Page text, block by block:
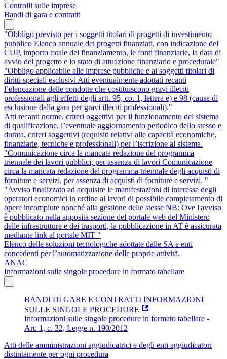
Controlli sulle imprese
Bandi di gara e contratti
"Obbligo previsto per i soggetti titolari di progetti di investimento
pubblico Elenco annuale dei progetti finanziati, con indicazione del
CUP, importo totale del finanziamento, le fonti finanziarie, la data di
avvio del progetto e lo stato di attuazione finanziario e procedurale"
"Obbligo applicabile alle imprese pubbliche e ai soggetti titolari di
diritti speciali esclusivi Atti eventualmente adottati recanti
l’elencazione delle condotte che costituiscono gravi illeciti
professionali agli effetti degli artt. 95, co. 1, lettera e) e 98 (cause di
esclusione dalla gara per gravi illeciti professionali)."
Atti recanti norme, criteri oggettivi per il funzionamento del sistema
di qualificazione, l’eventuale aggiornamento periodico dello stesso e
durata, criteri soggettivi (requisiti relativi alle capacità economiche,
finanziarie, tecniche e professionali) per l’iscrizione al sistema.
"Comunicazione circa la mancata redazione del programma
triennale dei lavori pubblici, per assenza di lavori Comunicazione
circa la mancata redazione del programma triennale degli acquisti di
forniture e servizi, per assenza di acquisti di forniture e servizi. "
"Avviso finalizzato ad acquisire le manifestazioni di interesse degli
operatori economici in ordine ai lavori di possibile completamento di
opere incompiute nonché alla gestione delle stesse NB: Ove l'avviso
è pubblicato nella apposita sezione del portale web del Ministero
delle infrastrutture e dei trasporti, la pubblicazione in AT è assicurata
mediante link al portale MIT "
Elenco delle soluzioni tecnologiche adottate dalle SA e enti
concedenti per l’automatizzazione delle proprie attività.
ANAC
Informazioni sulle singole procedure in formato tabellare
BANDI DI GARE E CONTRATTI INFORMAZIONI
SULLE SINGOLE PROCEDURE
Informazioni sulle singole procedure in formato tabellare -
Art. 1, c. 32, Legge n. 190/2012
Atti delle amministrazioni aggiudicatrici e degli enti aggiudicatori
distintamente per ogni procedura